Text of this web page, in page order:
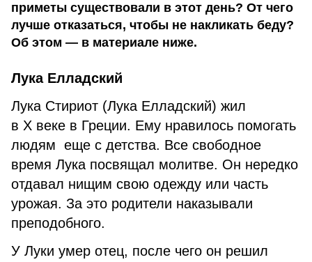
приметы существовали в этот день? От чего
лучше отказаться, чтобы не накликать беду?
Об этом — в материале ниже.
Лука Елладский
Лука Стириот (Лука Елладский) жил
в Х веке в Греции. Ему нравилось помогать
людям еще с детства. Все свободное
время Лука посвящал молитве. Он нередко
отдавал нищим свою одежду или часть
урожая. За это родители наказывали
преподобного.
У Луки умер отец, после чего он решил